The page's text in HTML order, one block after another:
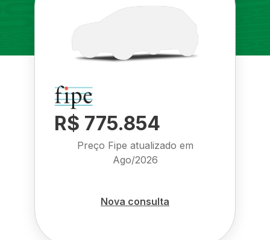
R$ 775.854
Preço Fipe atualizado em
Ago/2026
Nova consulta